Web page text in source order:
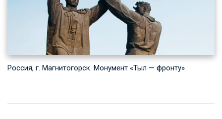
Россия, г. Магнитогорск. Монумент «Тыл — фронту»